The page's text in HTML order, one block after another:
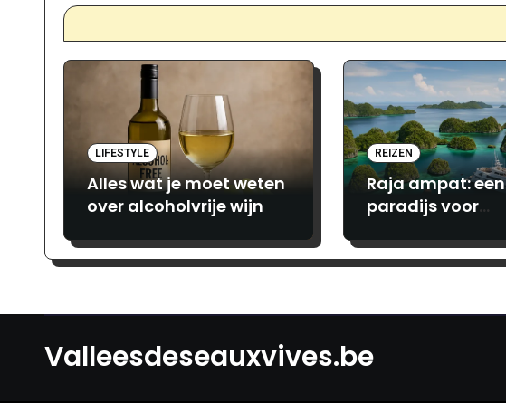
LIFESTYLE
Alles wat je moet weten
over alcoholvrije wijn
REIZEN
Raja ampat: een
paradijs voor
liefhebbers
Valleesdeseauxvives.be